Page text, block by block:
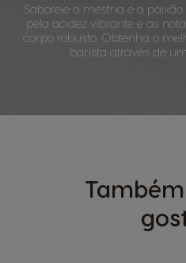
Saboreie a mestria e a
pela acidez vibrante e as
corpo robusto. Obtenha o
barista através de